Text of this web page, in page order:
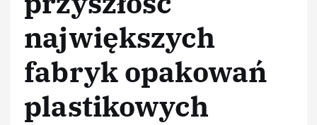
największych
fabryk opakowań
plastikowych